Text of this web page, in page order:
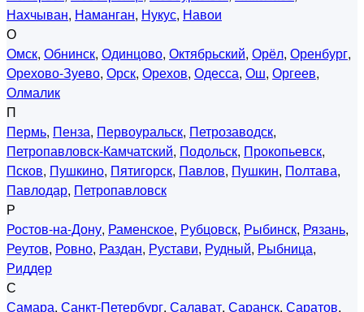
Нахчыван, Наманган, Нукус, Навои
О
Омск, Обнинск, Одинцово, Октябрьский, Орёл, Оренбург,
Орехово-Зуево, Орск, Орехов, Одесса, Ош, Оргеев,
Олмалик
П
Пермь, Пенза, Первоуральск, Петрозаводск,
Петропавловск-Камчатский, Подольск, Прокопьевск,
Псков, Пушкино, Пятигорск, Павлов, Пушкин, Полтава,
Павлодар, Петропавловск
Р
Ростов-на-Дону, Раменское, Рубцовск, Рыбинск, Рязань,
Реутов, Ровно, Раздан, Рустави, Рудный, Рыбница,
Риддер
С
Самара, Санкт-Петербург, Салават, Саранск, Саратов,